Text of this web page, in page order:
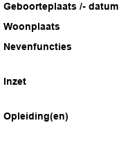
Geboorteplaats /- datum
Woonplaats
Nevenfuncties
Inzet
Opleiding(en)